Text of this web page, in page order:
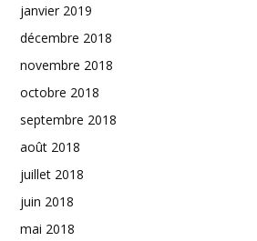
janvier 2019
décembre 2018
novembre 2018
octobre 2018
septembre 2018
août 2018
juillet 2018
juin 2018
mai 2018